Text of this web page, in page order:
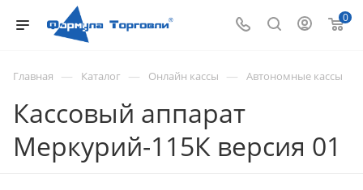
0
Главная — Каталог — Онлайн кассы — Автономные кассы
Кассовый аппарат
Меркурий-115К версия 01